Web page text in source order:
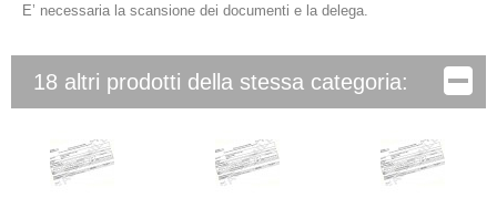
E’ necessaria la scansione dei documenti e la delega.
18 altri prodotti della stessa categoria: